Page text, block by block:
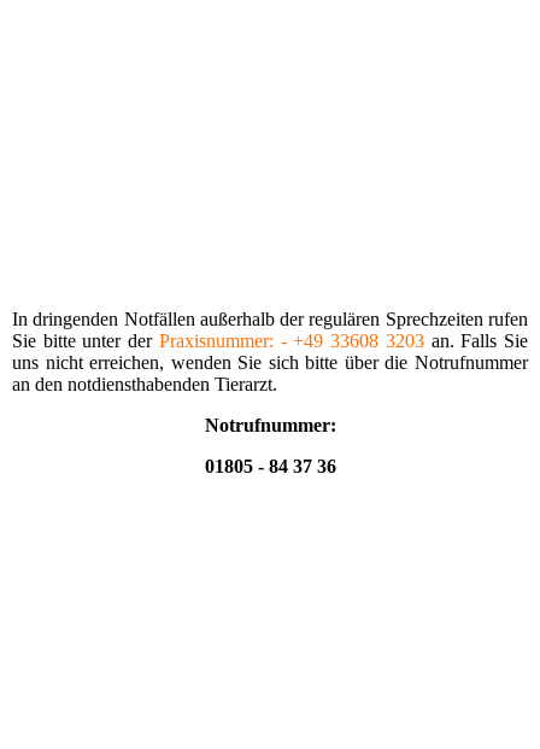
In dringenden Notfällen außerhalb der regu­lären Sprechzeiten rufen
Sie bitte unter der Praxis­nummer: - +49 33608 3203 an. Falls Sie
uns nicht erreichen, wenden Sie sich bitte über die Notrufnummer
an den notdiensthabenden Tierarzt.
Notrufnummer:
01805 - 84 37 36